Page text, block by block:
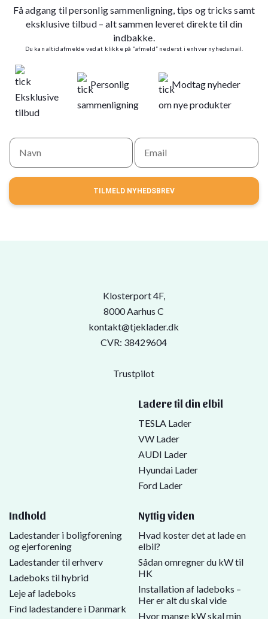
Få adgang til personlig sammenligning, tips og tricks samt
eksklusive tilbud – alt sammen leveret direkte til din
indbakke.
Du kan altid afmelde ved at klikke på “afmeld” nederst i enhver nyhedsmail.
Eksklusive
tilbud
Personlig
sammenligning
Modtag nyheder
om nye produkter
TILMELD NYHEDSBREV
Klosterport 4F,
8000 Aarhus C
kontakt@tjeklader.dk
CVR: 38429604
Trustpilot
Ladere til din elbil
TESLA Lader
VW Lader
AUDI Lader
Hyundai Lader
Ford Lader
Indhold
Ladestander i boligforening
og ejerforening
Ladestander til erhverv
Ladeboks til hybrid
Leje af ladeboks
Find ladestandere i Danmark
Nyttig viden
Hvad koster det at lade en
elbil?
Sådan omregner du kW til
HK
Installation af ladeboks –
Her er alt du skal vide
Hvor mange kW skal min